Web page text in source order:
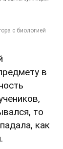
в
то
как